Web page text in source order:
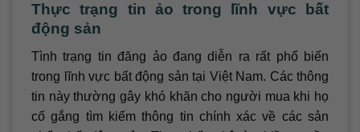
Thực trạng tin ảo trong lĩnh vực bất
động sản
Tình trạng tin đăng ảo đang diễn ra rất phổ biến
trong lĩnh vực bất động sản tại Việt Nam. Các thông
tin này thường gây khó khăn cho người mua khi họ
cố gắng tìm kiếm thông tin chính xác về các sản